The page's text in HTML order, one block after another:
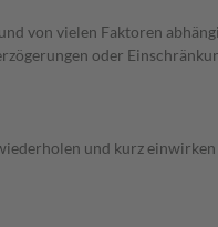
von vielen Faktoren
oder
und kurz